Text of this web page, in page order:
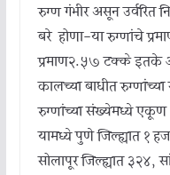
रुग्ण गंभीर असून उर्वरित
बरे होणा-या रुग्णांचे
प्रमाण२.५७ टक्के इतके
कालच्या बाधीत
रुग्णांच्या संख्येमध्ये
यामध्ये पुणे जिल्ह्यात १
सोलापूर जिल्ह्यात ३२४,